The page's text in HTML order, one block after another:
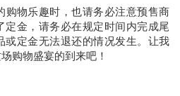
购物乐趣时，也请务必注意预售商
金，请务必在规定时间内完成尾
定金无法退还的情况发生。让我
购物盛宴的到来吧！